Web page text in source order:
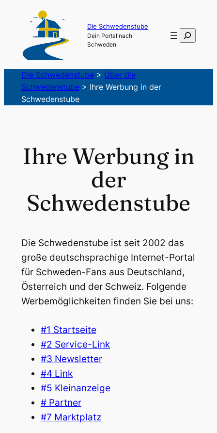
springen
Die Schwedenstube
Dein Portal nach
Schweden
Suchen
Die Schwedenstube> Über die
Schwedenstube> Ihre Werbung in der
Schwedenstube
Ihre Werbung in
der
Schwedenstube
Die Schwedenstube ist seit 2002 das
große deutschsprachige Internet-Portal
für Schweden-Fans aus Deutschland,
Österreich und der Schweiz. Folgende
Werbemöglichkeiten finden Sie bei uns:
#1 Startseite
#2 Service-Link
#3 Newsletter
#4 Link
#5 Kleinanzeige
# Partner
#7 Marktplatz